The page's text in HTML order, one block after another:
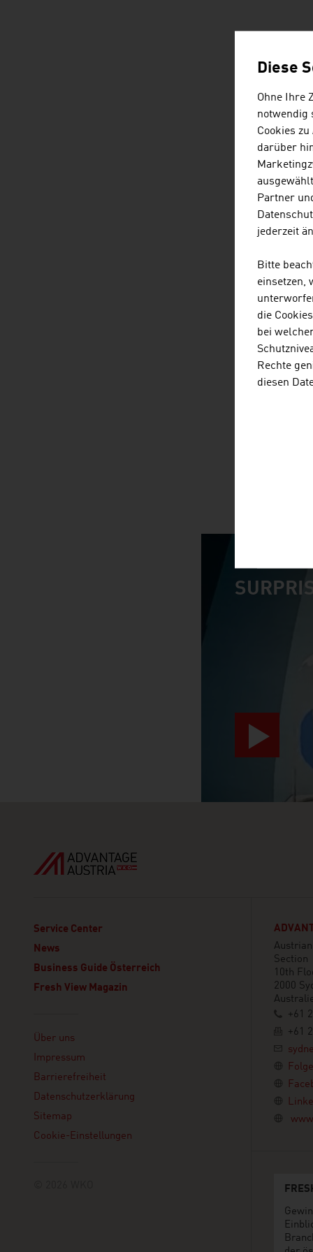
Service Center
News
Business Guide Österreich
Fresh View Magazin
Über uns
Impressum
Barrierefreiheit
Datenschutzerklärung
Sitemap
Cookie-Einstellungen
Section
10th
2000
+61
+61
Diese
Ohne Ihre
notwendig
Cookies
darüber
Partner
jederzeit
Bitte
einsetzen,
die
bei
Rechte
diesen